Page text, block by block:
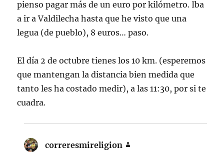
pienso pagar más de un euro por kilómetro. Iba
a ir a Valdilecha hasta que he visto que una
legua (de pueblo), 8 euros… paso.
El día 2 de octubre tienes los 10 km. (esperemos
que mantengan la distancia bien medida que
tanto les ha costado medir), a las 11:30, por si te
cuadra.
correresmireligion